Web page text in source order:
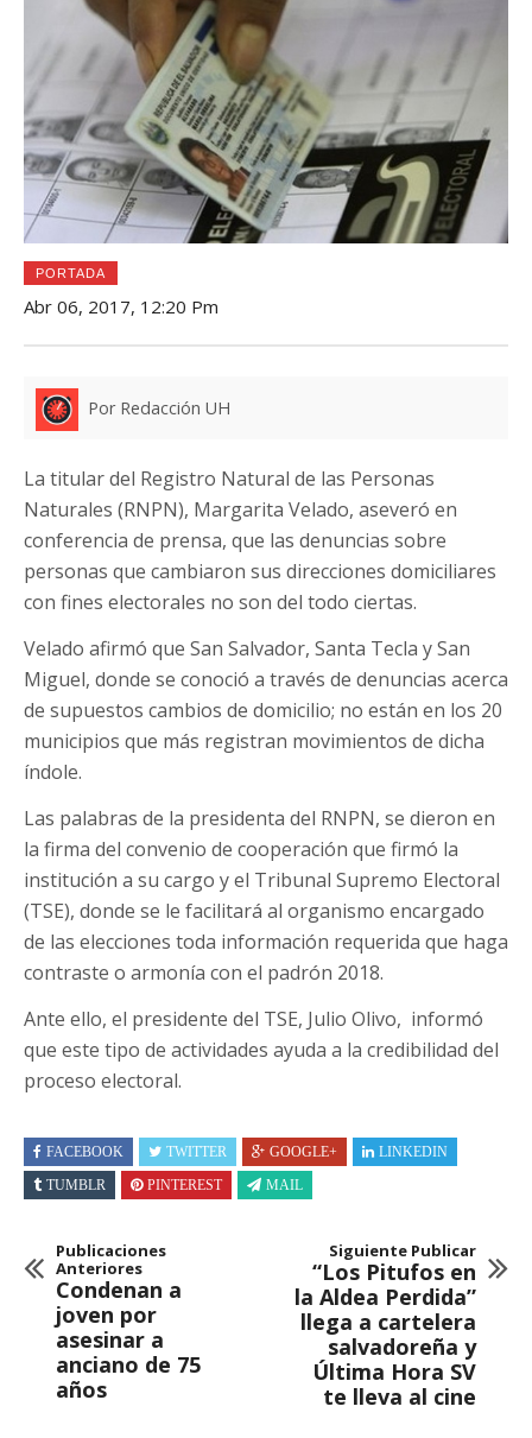
PORTADA
Abr 06, 2017, 12:20 Pm
Por Redacción UH
La titular del Registro Natural de las Personas
Naturales (RNPN), Margarita Velado, aseveró en
conferencia de prensa, que las denuncias sobre
personas que cambiaron sus direcciones domiciliares
con fines electorales no son del todo ciertas.
Velado afirmó que San Salvador, Santa Tecla y San
Miguel, donde se conoció a través de denuncias acerca
de supuestos cambios de domicilio; no están en los 20
municipios que más registran movimientos de dicha
índole.
Las palabras de la presidenta del RNPN, se dieron en
la firma del convenio de cooperación que firmó la
institución a su cargo y el Tribunal Supremo Electoral
(TSE), donde se le facilitará al organismo encargado
de las elecciones toda información requerida que haga
contraste o armonía con el padrón 2018.
Ante ello, el presidente del TSE, Julio Olivo, informó
que este tipo de actividades ayuda a la credibilidad del
proceso electoral.
FACEBOOK TWITTER GOOGLE+
LINKEDIN
TUMBLR
PINTEREST MAIL
Publicaciones
Anteriores
Condenan a
joven por
asesinar a
anciano de 75
años
Siguiente Publicar
“Los Pitufos en
la Aldea Perdida”
llega a cartelera
salvadoreña y
Última Hora SV
te lleva al cine